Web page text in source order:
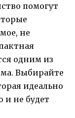
помогут
не
одним из
Выбирайте
идеально
не будет